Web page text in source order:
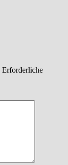
Erforderliche